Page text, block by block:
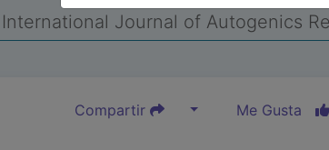
International Journal of Autogenics
Compartir Me Gusta